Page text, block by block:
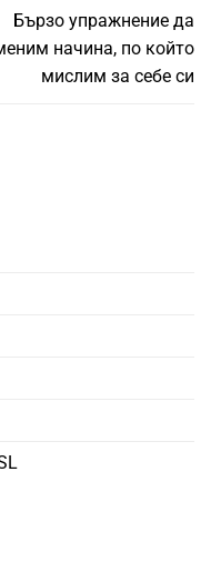
Бързо упражнение да
начина, по който
мислим за себе си